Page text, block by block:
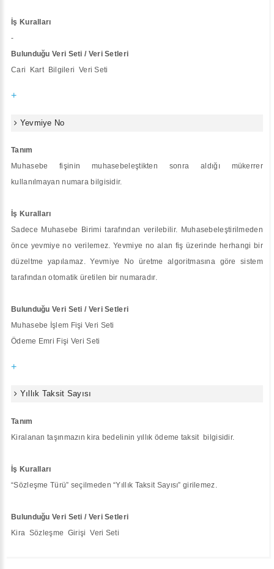
İş Kuralları
-
Bulunduğu Veri Seti / Veri Setleri
Cari Kart Bilgileri Veri Seti
+
Yevmiye No
Tanım
Muhasebe fişinin muhasebeleştikten sonra aldığı mükerrer
kullanılmayan numara bilgisidir.
İş Kuralları
Sadece Muhasebe Birimi tarafından verilebilir. Muhasebeleştirilmeden
önce yevmiye no verilemez. Yevmiye no alan fiş üzerinde herhangi bir
düzeltme yapılamaz. Yevmiye No üretme algoritmasına göre sistem
tarafından otomatik üretilen bir numaradır.
Bulunduğu Veri Seti / Veri Setleri
Muhasebe İşlem Fişi Veri Seti
Ödeme Emri Fişi Veri Seti
+
Yıllık Taksit Sayısı
Tanım
Kiralanan taşınmazın kira bedelinin yıllık ödeme taksit bilgisidir.
İş Kuralları
“Sözleşme Türü” seçilmeden “Yıllık Taksit Sayısı” girilemez.
Bulunduğu Veri Seti / Veri Setleri
Kira Sözleşme Girişi Veri Seti